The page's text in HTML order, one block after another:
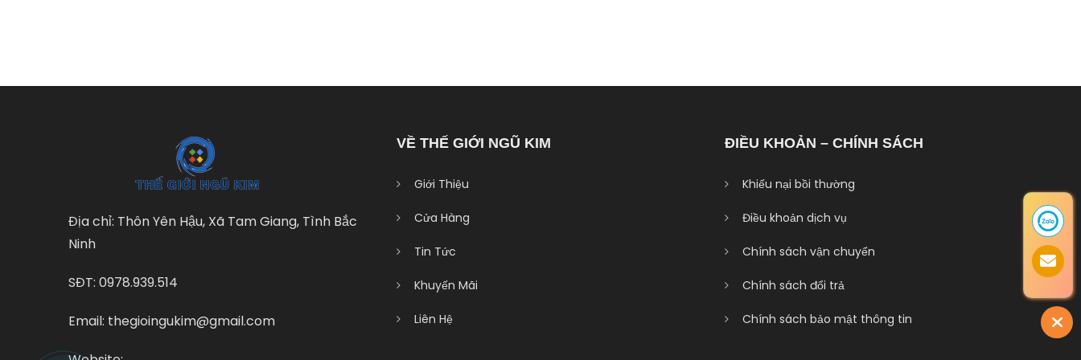
Địa chỉ: Thôn Yên Hậu, Xã Tam Giang, Tình Bắc
Ninh
SĐT: 0978.939.514
Email: thegioingukim@gmail.com
VỀ THẾ GIỚI NGŨ KIM
Giới Thiệu
Cửa Hàng
Tin Tức
Khuyến Mãi
Liên Hệ
ĐIỀU KHOẢN – CHÍNH SÁCH
Khiếu nại bồi thường
Điều khoản dịch vụ
Chính sách vận chuyển
Chính sách đổi trả
Chính sách bảo mật thông tin